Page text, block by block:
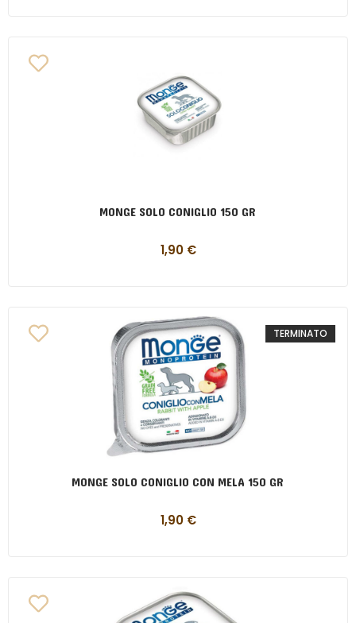
MONGE SOLO CONIGLIO 150 GR
1,90 €
TERMINATO
MONGE SOLO CONIGLIO CON MELA 150 GR
1,90 €